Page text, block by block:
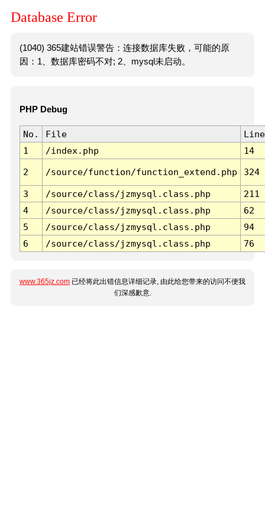
Database Error
(1040) 365建站错误警告：连接数据库失败，可能的原
因：1、数据库密码不对; 2、mysql未启动。
PHP Debug
No. File
Line
1
/index.php 14
2 /source/function/function_extend.php 324
3 /source/class/jzmysql.class.php
211
4
/source/class/jzmysql.class.php
62
5
/source/class/jzmysql.class.php
94
6
/source/class/jzmysql.class.php 76
www.365jz.com 已经将此出错信息详细记录, 由此给您带来的访问不便我
们深感歉意.